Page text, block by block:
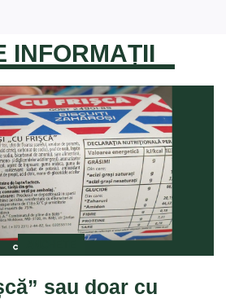
INFORMAȚII
sau doar cu